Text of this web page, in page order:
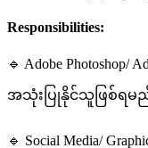
Responsibilities:
🔹 Adobe Photoshop/
အသုံးပြုနိုင်သူဖြစ်ရမ
🔹 Social Media/